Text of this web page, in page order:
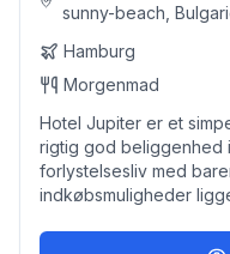
sunny-beach,
Hamburg
Morgenmad
Hotel Jupiter er et
rigtig god beliggenhed
forlystelsesliv med
indkøbsmuligheder